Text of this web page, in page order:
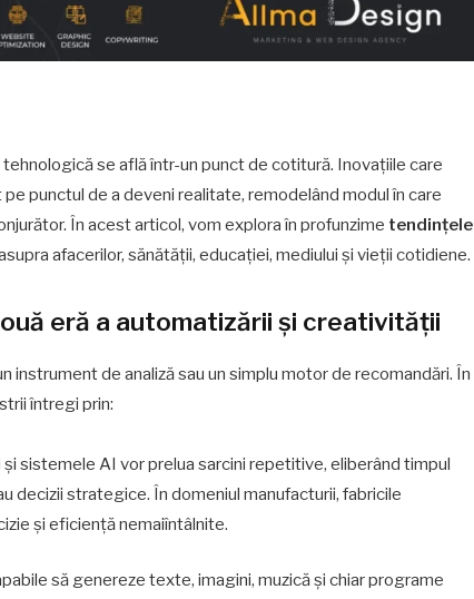
se află într-un punct de cotitură. Inovațiile care
punctul de a deveni realitate, remodelând modul în care
În acest articol, vom explora în profunzime tendințele
afacerilor, sănătății, educației, mediului și vieții cotidiene.
eră a automatizării și creativității
instrument de analiză sau un simplu motor de recomandări. În
întregi prin:
și sistemele AI vor prelua sarcini repetitive, eliberând timpul
decizii strategice. În domeniul manufacturii, fabricile
și eficiență nemaiîntâlnite.
să genereze texte, imagini, muzică și chiar programe